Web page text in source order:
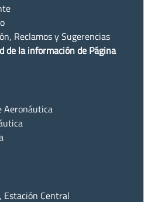
Reclamos y Sugerencias
de la información de Página
Aeronáutica
Estación Central